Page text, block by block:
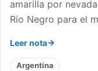
amarilla por
Río Negro para el
Leer nota
Argentina